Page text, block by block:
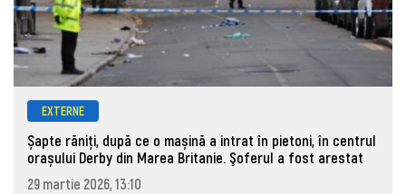
EXTERNE
Șapte răniți, după ce o mașină a intrat în pietoni, în centrul
orașului Derby din Marea Britanie. Şoferul a fost arestat
29 martie 2026, 13:10